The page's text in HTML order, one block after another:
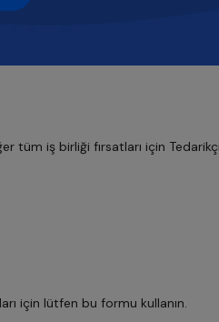
iş birliği fırsatları için
için lütfen bu formu kullanın.